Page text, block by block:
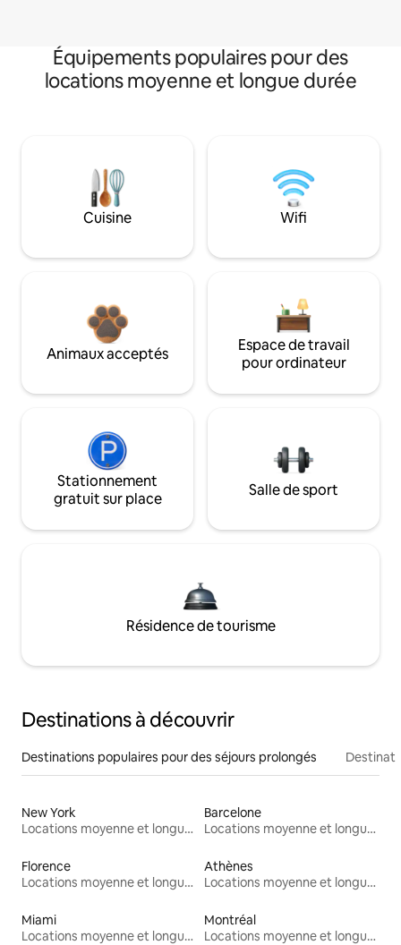
Équipements populaires pour des
locations moyenne et longue durée
Cuisine Wifi
Animaux acceptés
Espace de travail
pour ordinateur
Stationnement
gratuit sur place
Salle de sport
Résidence de tourisme
Destinations à découvrir
Destinations populaires pour des séjours prolongés
New York
Locations moyenne et longue durée
Barcelone
Locations moyenne et longue durée
Florence
Locations moyenne et longue durée
Athènes
Locations moyenne et longue durée
Miami
Locations moyenne et longue durée
Montréal
Locations moyenne et longue durée